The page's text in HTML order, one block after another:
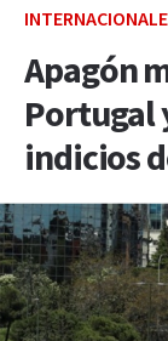
Apagón
Portugal
indicios